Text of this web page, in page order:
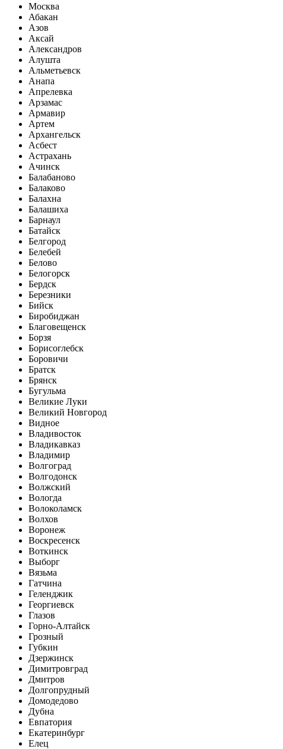
Москва
Абакан
Азов
Аксай
Александров
Алушта
Альметьевск
Анапа
Апрелевка
Арзамас
Армавир
Артем
Архангельск
Асбест
Астрахань
Ачинск
Балабаново
Балаково
Балахна
Балашиха
Барнаул
Батайск
Белгород
Белебей
Белово
Белогорск
Бердск
Березники
Бийск
Биробиджан
Благовещенск
Борзя
Борисоглебск
Боровичи
Братск
Брянск
Бугульма
Великие Луки
Великий Новгород
Видное
Владивосток
Владикавказ
Владимир
Волгоград
Волгодонск
Волжский
Вологда
Волоколамск
Волхов
Воронеж
Воскресенск
Воткинск
Выборг
Вязьма
Гатчина
Геленджик
Георгиевск
Глазов
Горно-Алтайск
Грозный
Губкин
Дзержинск
Димитровград
Дмитров
Долгопрудный
Домодедово
Дубна
Евпатория
Екатеринбург
Елец